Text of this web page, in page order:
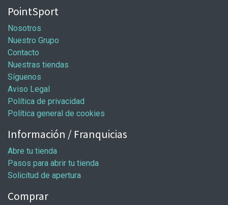
PointSport
Nosotros
Nuestro Grupo
Contacto
Nuestras tiendas
Síguenos
Aviso Legal
Política de privacidad
Política general de cookies
Información / Franquicias
Abre tu tienda
Pasos para abrir tu tienda
Solicitud de apertura
Comprar